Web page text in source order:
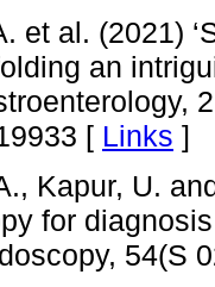
et al. (2021)
an
[ Links ]
Kapur, U.
for
54(S